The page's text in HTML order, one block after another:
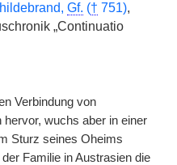
Gf. († 751),
„Continuatio
Verbindung von
hervor, wuchs aber in einer
Sturz seines Oheims
Familie in Austrasien die